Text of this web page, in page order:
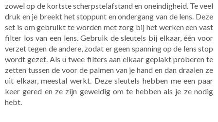
zowel op de kortste scherpstelafstand en oneindigheid. Te veel
druk en je breekt het stoppunt en ondergang van de lens. Deze
set is om gebruikt te worden met zorg bij het werken een vast
filter los van een lens. Gebruik de sleutels bij elkaar, één voor
verzet tegen de andere, zodat er geen spanning op de lens stop
wordt gezet. Als u twee filters aan elkaar geplakt proberen te
zetten tussen de voor de palmen van je hand en dan draaien ze
uit elkaar, meestal werkt. Deze sleutels hebben me een paar
keer gered en ze zijn geweldig om te hebben als je ze nodig
hebt.